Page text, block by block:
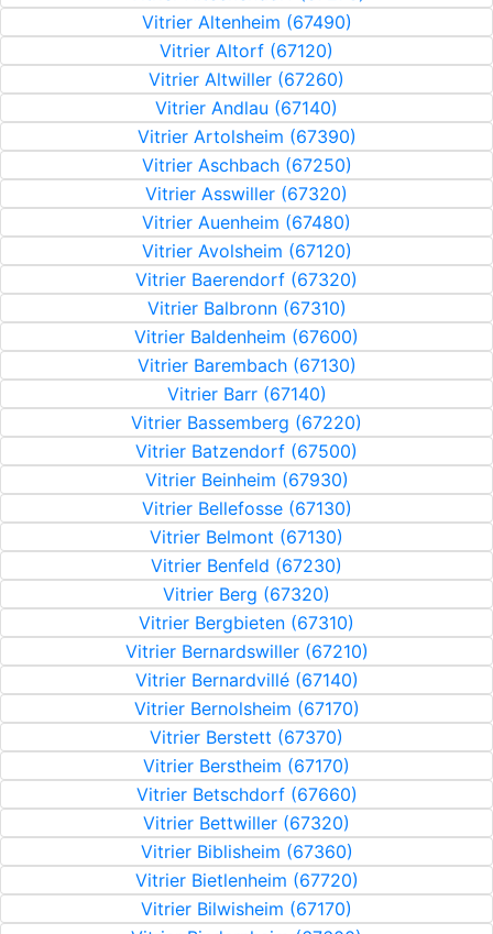
Vitrier Altenheim (67490)
Vitrier Altorf (67120)
Vitrier Altwiller (67260)
Vitrier Andlau (67140)
Vitrier Artolsheim (67390)
Vitrier Aschbach (67250)
Vitrier Asswiller (67320)
Vitrier Auenheim (67480)
Vitrier Avolsheim (67120)
Vitrier Baerendorf (67320)
Vitrier Balbronn (67310)
Vitrier Baldenheim (67600)
Vitrier Barembach (67130)
Vitrier Barr (67140)
Vitrier Bassemberg (67220)
Vitrier Batzendorf (67500)
Vitrier Beinheim (67930)
Vitrier Bellefosse (67130)
Vitrier Belmont (67130)
Vitrier Benfeld (67230)
Vitrier Berg (67320)
Vitrier Bergbieten (67310)
Vitrier Bernardswiller (67210)
Vitrier Bernardvillé (67140)
Vitrier Bernolsheim (67170)
Vitrier Berstett (67370)
Vitrier Berstheim (67170)
Vitrier Betschdorf (67660)
Vitrier Bettwiller (67320)
Vitrier Biblisheim (67360)
Vitrier Bietlenheim (67720)
Vitrier Bilwisheim (67170)